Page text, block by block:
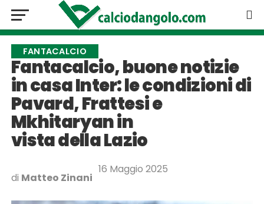
FANTACALCIO
Fantacalcio, buone notizie
in casa Inter: le condizioni di
Pavard, Frattesi e
Mkhitaryan in
vista della Lazio
di Matteo Zinani
16 Maggio 2025